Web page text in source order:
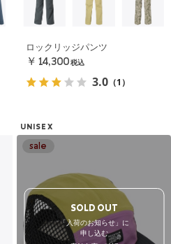
ロックリッジパンツ
￥14,300 税込
3.0 （1）
UNISEX
SOLD OUT
「入荷のお知らせ」に
申し込む